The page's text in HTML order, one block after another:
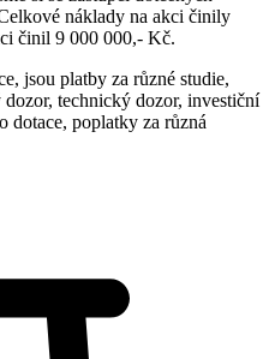
náklady na akci činily
činil 9 000 000,- Kč.
jsou platby za různé studie,
technický dozor, investiční
dotace, poplatky za různá